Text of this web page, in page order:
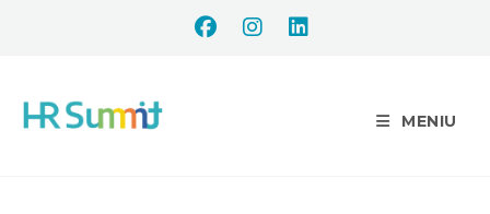
MENIU